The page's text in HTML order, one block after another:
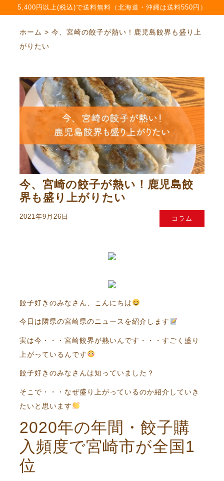
5,400円以上(税込)で送料無料（北海道・沖縄は送料550円）
ホーム > 今、宮崎の餃子が熱い！鹿児島餃界も盛り上
がりたい
今、宮崎の餃子が熱い！鹿児島餃
界も盛り上がりたい
2021年9月26日 コラム
餃子好きのみなさん、こんにちは
今日は隣県の宮崎県のニュースを紹介します
実は今・・・宮崎餃界が熱いんです・・・すごく盛り
上がっているんです
餃子好きのみなさんは知っていました？
そこで・・・なぜ盛り上がっているのか紹介していき
たいと思います
2020年の年間・餃子購
入頻度で宮崎市が全国1
位